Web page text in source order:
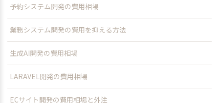
予約システム開発の費用相場
業務システム開発の費用を抑える方法
生成AI開発の費用相場
LARAVEL開発の費用相場
ECサイト開発の費用相場と外注